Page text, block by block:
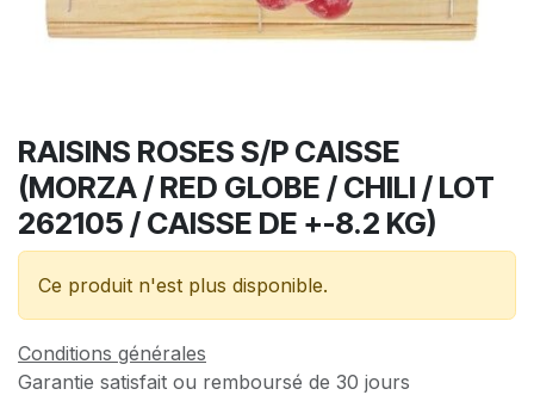
RAISINS ROSES S/P CAISSE
(MORZA / RED GLOBE / CHILI / LOT
262105 / CAISSE DE +-8.2 KG)
Ce produit n'est plus disponible.
Conditions générales
Garantie satisfait ou remboursé de 30 jours